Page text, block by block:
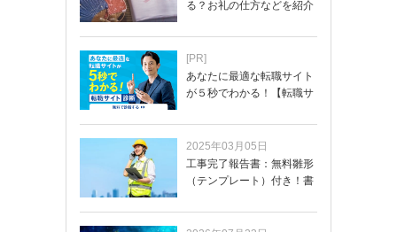
る？お礼の仕方などを紹介
[PR]
あなたに最適な転職サイト
が５秒でわかる！【転職サ
2025年03月05日
工事完了報告書：無料雛形
（テンプレート）付き！書